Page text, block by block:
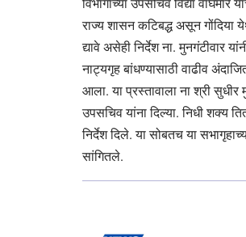
विभागाच्या उपसचिव विद्या
राज्य शासन कटिबद्ध असून
द्यावे असेही निर्देश ना. मुनगंटीवार
नाट्यगृह बांधण्यासाठी वाढीव
आला. या प्रस्तावाला ना श्री सुधीर
उपसचिव यांना दिल्या. निधी शक्य
निर्देश दिले. या सोबतच या
सांगितले.